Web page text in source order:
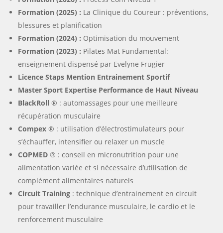
Formation (2025) : La Clinique du Coureur : préventions,
blessures et planification
Formation (2024) : Optimisation du mouvement
Formation (2023) : Pilates Mat Fundamental:
enseignement dispensé par Evelyne Frugier
Licence Staps Mention Entrainement Sportif
Master Sport Expertise Performance de Haut Niveau
BlackRoll ® : automassages pour une meilleure
récupération musculaire
Compex ® : utilisation d’électrostimulateurs pour
s’échauffer, intensifier ou relaxer un muscle
COPMED ® : conseil en micronutrition pour une
alimentation variée et si nécessaire d’utilisation de
complément alimentaires naturels
Circuit Training : technique d’entrainement en circuit
pour travailler l’endurance musculaire, le cardio et le
renforcement musculaire